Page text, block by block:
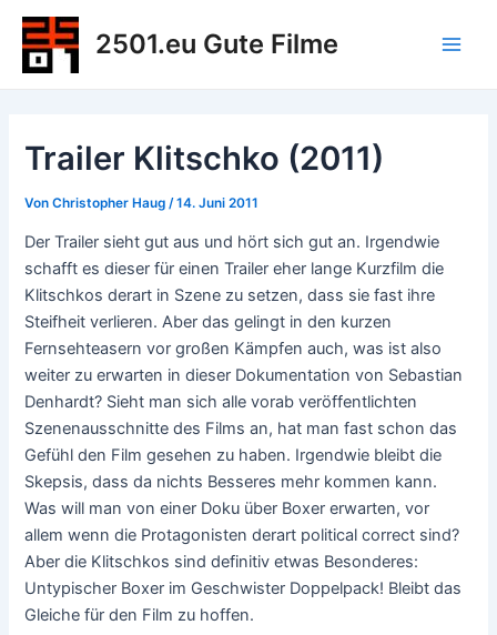
Zum
Inhalt
springen
2501.eu Gute Filme
Trailer Klitschko (2011)
VonChristopher Haug/14. Juni 2011
Der Trailer sieht gut aus und hört sich gut an. Irgendwie
schafft es dieser für einen Trailer eher lange Kurzfilm die
Klitschkos derart in Szene zu setzen, dass sie fast ihre
Steifheit verlieren. Aber das gelingt in den kurzen
Fernsehteasern vor großen Kämpfen auch, was ist also
weiter zu erwarten in dieser Dokumentation von Sebastian
Denhardt? Sieht man sich alle vorab veröffentlichten
Szenenausschnitte des Films an, hat man fast schon das
Gefühl den Film gesehen zu haben. Irgendwie bleibt die
Skepsis, dass da nichts Besseres mehr kommen kann.
Was will man von einer Doku über Boxer erwarten, vor
allem wenn die Protagonisten derart political correct sind?
Aber die Klitschkos sind definitiv etwas Besonderes:
Untypischer Boxer im Geschwister Doppelpack! Bleibt das
Gleiche für den Film zu hoffen.